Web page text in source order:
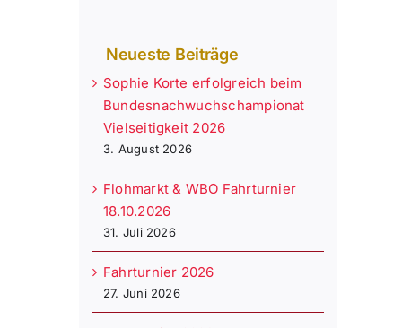
Neueste Beiträge
Sophie Korte erfolgreich beim
Bundesnachwuchschampionat
Vielseitigkeit 2026
3. August 2026
Flohmarkt & WBO Fahrturnier
18.10.2026
31. Juli 2026
Fahrturnier 2026
27. Juni 2026